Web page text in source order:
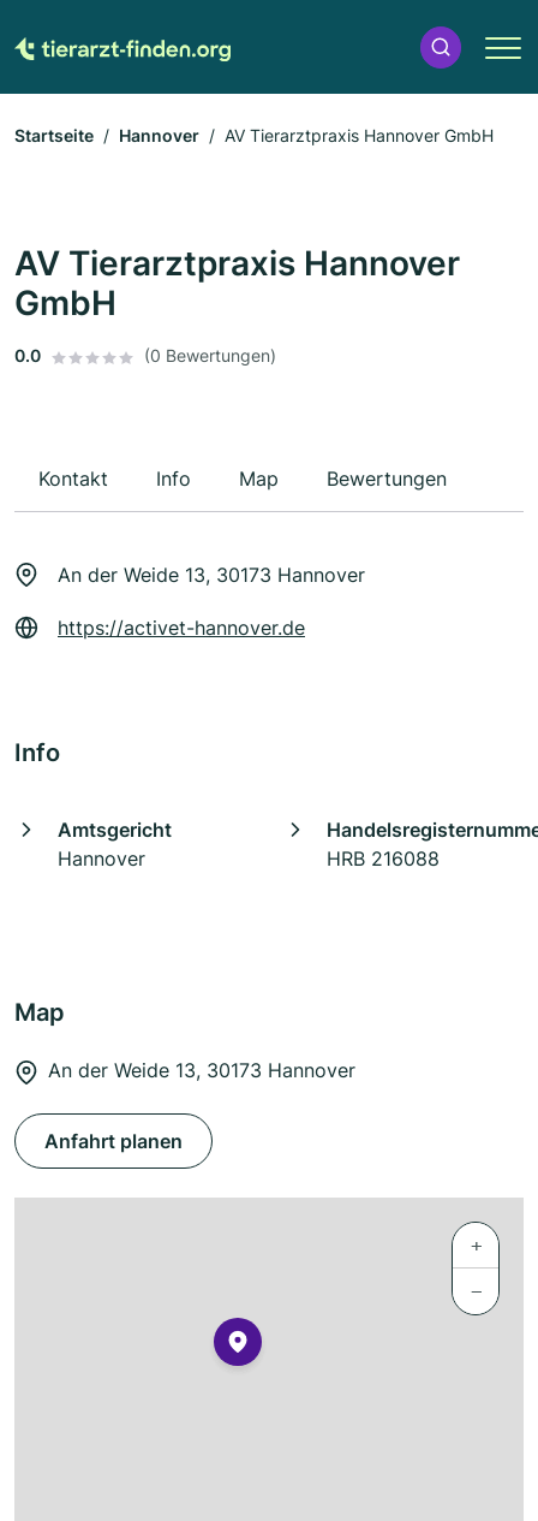
Startseite Hannover AV Tierarztpraxis Hannover GmbH
AV Tierarztpraxis Hannover
GmbH
0.0 (0 Bewertungen)
Kontakt Info Map Bewertungen
An der Weide 13, 30173 Hannover
https://activet-hannover.de
Info
Amtsgericht
Hannover
HRB 216088
Map
An der Weide 13, 30173 Hannover
Anfahrt planen
+
−